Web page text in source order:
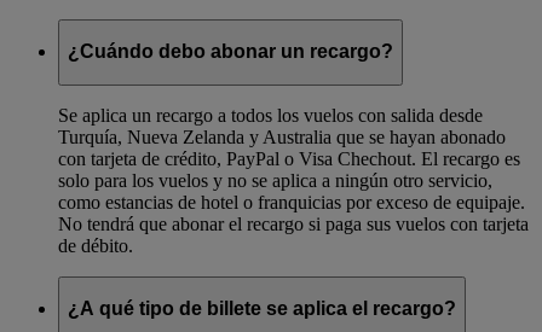
¿Cuándo debo abonar un recargo?
Se aplica un recargo a todos los vuelos con salida desde
Turquía, Nueva Zelanda y Australia que se hayan abonado
con tarjeta de crédito, PayPal o Visa Chechout. El recargo es
solo para los vuelos y no se aplica a ningún otro servicio,
como estancias de hotel o franquicias por exceso de equipaje.
No tendrá que abonar el recargo si paga sus vuelos con tarjeta
de débito.
¿A qué tipo de billete se aplica el recargo?